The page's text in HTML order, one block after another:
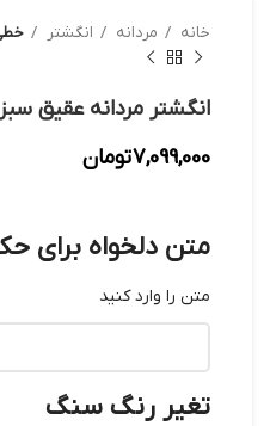
خانه مردانه انگشتر
انگشتر مردانه عقیق سبز
7,099,000تومان
متن دلخواه برای
متن را وارد کنید
تغیر رنگ سنگ